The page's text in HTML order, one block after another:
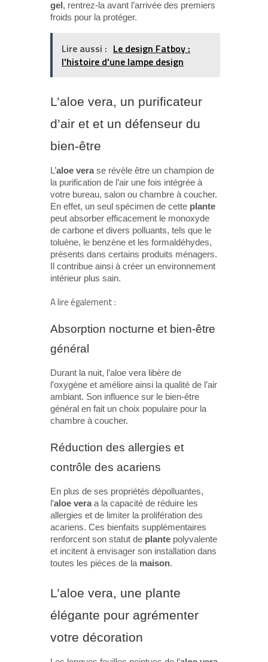
gel , rentrez-la avant l’arrivée des premiers
froids pour la protéger.
Lire aussi : Le design Fatboy :
l'histoire d'une lampe design
L’aloe vera, un purificateur
d’air et et un défenseur du
bien-être
L’aloe verase révèle être un champion de
la purification de l’air une fois intégrée à
votre bureau, salon ou chambre à coucher.
En effet, un seul spécimen de cette plante
peut absorber efficacement le monoxyde
de carbone et divers polluants, tels que le
toluène, le benzène et les formaldéhydes,
présents dans certains produits ménagers.
Il contribue ainsi à créer un environnement
intérieur plus sain.
A lire également :
Absorption nocturne et bien-être
général
Durant la nuit, l’aloe vera libère de
l’oxygène et améliore ainsi la qualité de l’air
ambiant. Son influence sur le bien-être
général en fait un choix populaire pour la
chambre à coucher.
Réduction des allergies et
contrôle des acariens
En plus de ses propriétés dépolluantes,
l’aloe veraa la capacité de réduire les
allergies et de limiter la prolifération des
acariens. Ces bienfaits supplémentaires
renforcent son statut de plante polyvalente
et incitent à envisager son installation dans
toutes les pièces de la maison.
L’aloe vera, une plante
élégante pour agrémenter
votre décoration